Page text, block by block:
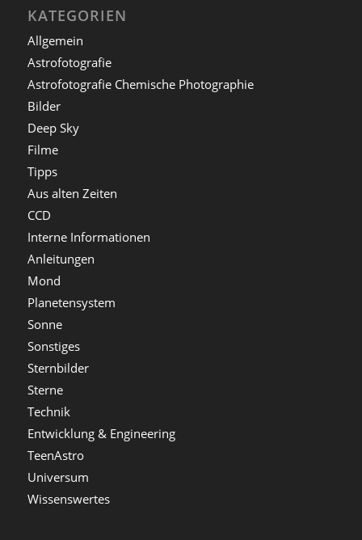
KATEGORIEN
Allgemein
Astrofotografie
Astrofotografie Chemische Photographie
Bilder
Deep Sky
Filme
Tipps
Aus alten Zeiten
CCD
Interne Informationen
Anleitungen
Mond
Planetensystem
Sonne
Sonstiges
Sternbilder
Sterne
Technik
Entwicklung & Engineering
TeenAstro
Universum
Wissenswertes